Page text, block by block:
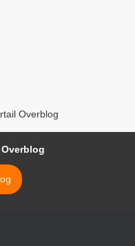
Overblog